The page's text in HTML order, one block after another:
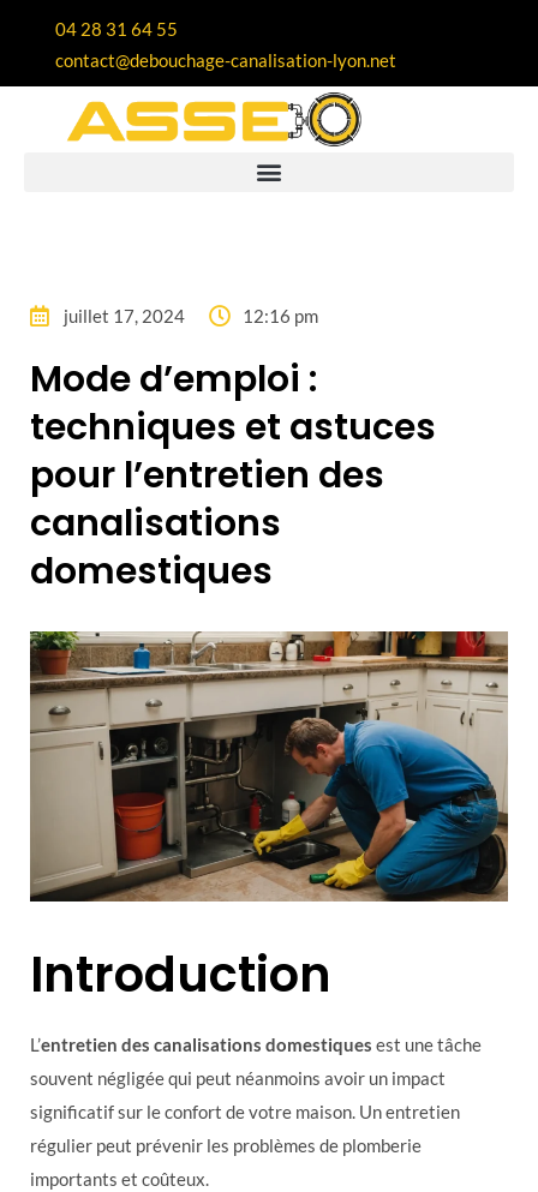
04 28 31 64 55
contact@debouchage-canalisation-lyon.net
juillet 17, 2024 12:16 pm
Mode d’emploi :
techniques et astuces
pour l’entretien des
canalisations
domestiques
Introduction
L’entretien des canalisations domestiques est une tâche
souvent négligée qui peut néanmoins avoir un impact
significatif sur le confort de votre maison. Un entretien
régulier peut prévenir les problèmes de plomberie
importants et coûteux.